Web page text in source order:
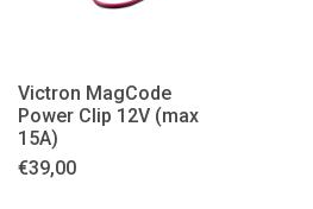
Victron MagCode
Power Clip 12V (max
15A)
€39,00